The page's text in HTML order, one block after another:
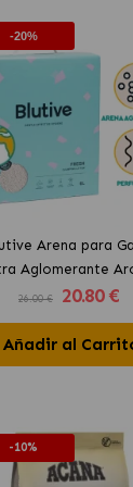
-20%
Arena para
Aglomerante
Fresh
26.00 € 20.80 €
Añadir al
-10%